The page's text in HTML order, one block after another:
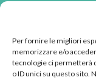
Per fornire le migliori
memorizzare e/o
tecnologie ci permetterà
o ID unici su questo sito.
Alessandra Voto -
P.IVA 02592570036 -